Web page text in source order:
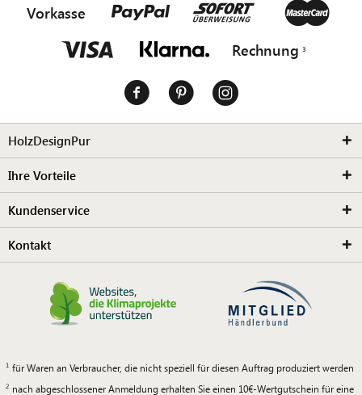
Vorkasse
Rechnung
HolzDesignPur
Ihre Vorteile
Kundenservice
Kontakt
für Waren an Verbraucher, die nicht speziell für diesen Auftrag produziert werden
nach abgeschlossener Anmeldung erhalten Sie einen 10€-Wertgutschein für eine